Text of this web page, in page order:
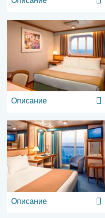
Описание
Описание